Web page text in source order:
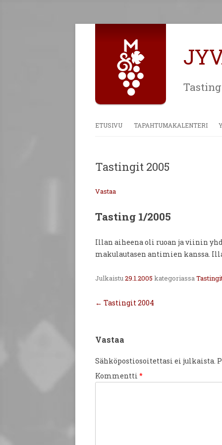
ETUSIVU TAPAHTUMAKALENTERI
Tastingit 2005
Vastaa
Tasting 1/2005
Illan aiheena oli ruoan ja viinin
makulautasen antimien kanssa.
Julkaistu29.1.2005 kategoriassa
Artikkelien
← Tastingit 2004
Vastaa
Sähköpostiosoitettasi ei julkaista.
Kommentti *